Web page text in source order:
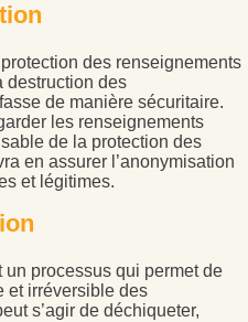
des renseignements
destruction des
de manière sécuritaire.
les renseignements
de la protection des
en assurer l’anonymisation
et légitimes.
processus qui permet de
et irréversible des
s’agir de déchiqueter,